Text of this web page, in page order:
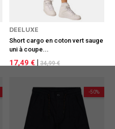
DEELUXE
Short cargo en coton vert sauge
uni à coupe...
17,49 € 34,99 €
-50%